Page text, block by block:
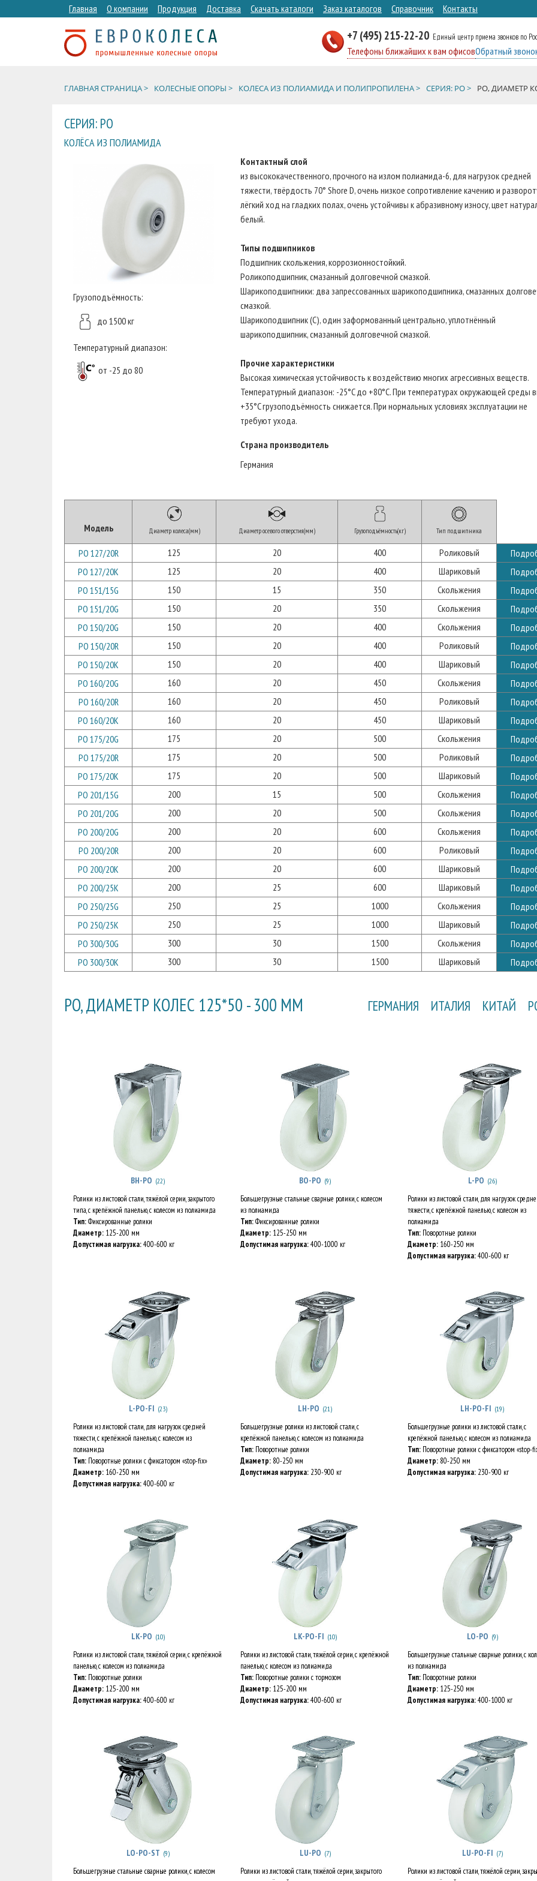
Главная О компании Продукция Доставка Скачать каталоги Заказ каталогов Справочник Контакты
+7 (495) 215-22-20 Единый центр приема звонков по
Телефоны ближайших к вам офисовОбратный
ГЛАВНАЯ СТРАНИЦА > КОЛЕСНЫЕ ОПОРЫ > КОЛЕСА ИЗ ПОЛИАМИДА И ПОЛИПРОПИЛЕНА > СЕРИЯ: PO > PO, ДИАМЕТР
СЕРИЯ: PO
КОЛЁСА ИЗ ПОЛИАМИДА
Грузоподъёмность:
до 1500 кг
Температурный диапазон:
от -25 до 80
Контактный слой
из высококачественного, прочного на излом полиамида-6, для нагрузок средней
тяжести, твёрдость 70° Shore D, очень низкое сопротивление качению и
лёгкий ход на гладких полах, очень устойчивы к абразивному износу, цвет
белый.
Типы подшипников
Подшипник скольжения, коррозионностойкий.
Роликоподшипник, смазанный долговечной смазкой.
Шарикоподшипники: два запрессованных шарикоподшипника, смазанных
смазкой.
Шарикоподшипник (C), один заформованный центрально, уплотнённый
шарикоподшипник, смазанный долговечной смазкой.
Прочие характеристики
Высокая химическая устойчивость к воздействию многих агрессивных веществ.
Температурный диапазон: -25°C до +80°C. При температурах окружающей среды
+35°C грузоподъёмность снижается. При нормальных условиях эксплуатации не
требуют ухода.
Страна производитель
Германия
Модель Диаметр колеса(мм) Диаметр осевого отверстия(мм) Грузоподъёмность(кг) Тип подшипника
PO 127/20R 125 20 400 Роликовый
PO 127/20K
125 20 400 Шариковый
PO 151/15G
150 15 350 Скольжения
PO 151/20G
150 20 350 Скольжения
PO 150/20G
150 20 400 Скольжения
PO 150/20R
150 20 400 Роликовый
PO 150/20K
150 20 400 Шариковый
PO 160/20G
160 20 450 Скольжения
PO 160/20R
160 20 450 Роликовый
PO 160/20K
160 20 450 Шариковый
PO 175/20G
175 20 500 Скольжения
PO 175/20R
175 20 500 Роликовый
PO 175/20K
175 20 500 Шариковый
PO 201/15G
200 15 500 Скольжения
PO 201/20G
200 20 500 Скольжения
PO 200/20G
200 20 600 Скольжения
PO 200/20R
200 20 600 Роликовый
PO 200/20K
200 20 600 Шариковый
PO 200/25K
200 25 600 Шариковый
PO 250/25G
250 25 1000 Скольжения
PO 250/25K
250 25 1000 Шариковый
PO 300/30G
300 30 1500 Скольжения
PO 300/30K
300 30 1500 Шариковый
PO, ДИАМЕТР КОЛЕС 125*50 - 300 ММ ГЕРМАНИЯ ИТАЛИЯ КИТАЙ
BH-PO (22)
Ролики из листовой стали, тяжёлой серии, закрытого
типа, с крепёжной панелью, с колесом из полиамида
Тип:Фиксированные ролики
Диаметр: 125-200 мм
Допустимая нагрузка:400-600 кг
BO-PO (9)
Большегрузные стальные сварные ролики, с колесом
из полиамида
Тип:Фиксированные ролики
Диаметр: 125-250 мм
Допустимая нагрузка:400-1000 кг
L-PO (26)
Ролики из листовой стали, для нагрузок
тяжести, с крепёжной панелью, с колесом из
полиамида
Тип: Поворотные ролики
Диаметр: 160-250 мм
Допустимая нагрузка:400-600 кг
L-PO-FI (23)
Ролики из листовой стали, для нагрузок средней
тяжести, с крепёжной панелью, с колесом из
полиамида
Тип: Поворотные ролики с фиксатором «stop-fix»
Диаметр: 160-250 мм
Допустимая нагрузка:400-600 кг
LH-PO (21)
Большегрузные ролики из листовой стали, с
крепёжной панелью, с колесом из полиамида
Тип: Поворотные ролики
Диаметр: 80-250 мм
Допустимая нагрузка: 230-900 кг
LH-PO-FI (19)
Большегрузные ролики из листовой стали, с
крепёжной панелью, с колесом из полиамида
Тип: Поворотные ролики с фиксатором «stop-
Диаметр: 80-250 мм
Допустимая нагрузка: 230-900 кг
LK-PO (10)
Ролики из листовой стали, тяжёлой серии, с крепёжной
панелью, с колесом из полиамида
Тип: Поворотные ролики
Диаметр: 125-200 мм
Допустимая нагрузка:400-600 кг
LK-PO-FI (10)
Ролики из листовой стали, тяжёлой серии, с крепёжной
панелью, с колесом из полиамида
Тип: Поворотные ролики с тормозом
Диаметр: 125-200 мм
Допустимая нагрузка:400-600 кг
LO-PO (9)
Большегрузные стальные сварные ролики, с
из полиамида
Тип: Поворотные ролики
Диаметр: 125-250 мм
Допустимая нагрузка:400-1000 кг
LO-PO-ST (9)
Большегрузные стальные сварные ролики, с колесом
LU-PO (7)
Ролики из листовой стали, тяжёлой серии, закрытого
LU-PO-FI (7)
Ролики из листовой стали, тяжёлой серии,